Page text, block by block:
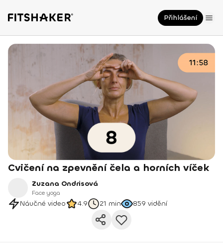
Přihlášení
Cvičení na zpevnění čela a horních víček
Zuzana Ondrisová
Face yoga
Náučné video 4.9 21 min 859 vidění